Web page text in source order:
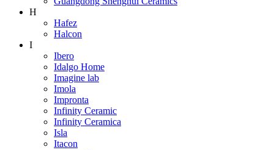
H
Hafez
Halcon
I
Ibero
Idalgo Home
Imagine lab
Imola
Impronta
Infinity Ceramic
Infinity Ceramica
Isla
Itacon